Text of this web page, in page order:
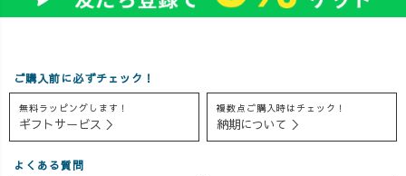
・3重格子ガーゼ
---------------------
- そして！インス
タライブでもち
したが、9/16〜
ジュアル #細見
ーデ #ショート
ヘア女子
期だからこそ、
え作戦】 春を
取り入れつつ、
ご購入前に必ずチェック！
無料ラッピングします！
ギフトサービス ＞
複数点ご購入時はチェック！
納期について ＞
よくある質問